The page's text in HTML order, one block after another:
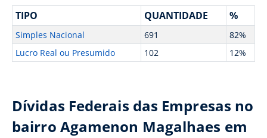
TIPO QUANTIDADE %
Simples Nacional 691
82%
Lucro Real ou Presumido
102 12%
Dívidas Federais das Empresas no
bairro Agamenon Magalhaes em